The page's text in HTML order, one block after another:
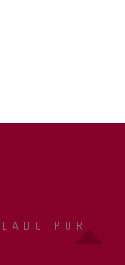
POR